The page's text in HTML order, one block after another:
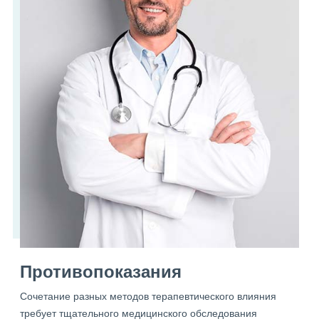
Противопоказания
Сочетание разных методов терапевтического влияния
требует тщательного медицинского обследования